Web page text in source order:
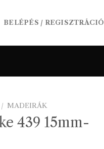
BELÉPÉS / REGISZTRÁCIÓ
/ MADEIRÁK
439 15mm-